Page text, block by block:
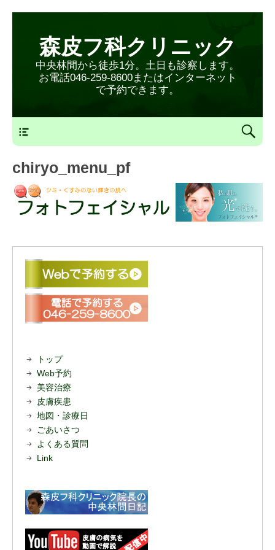
森皮フ科クリニック
中央林間から徒歩1分。土日も診察します。
お電話046-259-8600またはインターネット
で予約できます。
chiryo_menu_pf
トップ
Web予約
美容治療
皮膚疾患
地図・診療日
ごあいさつ
よくある質問
Link